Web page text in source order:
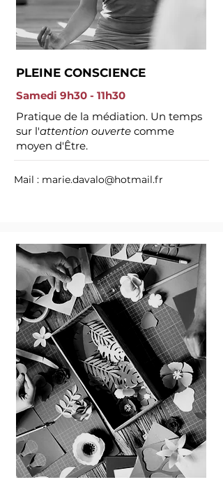
PLEINE CONSCIENCE
Samedi 9h30 - 11h30
Pratique de la médiation. Un temps
sur l'attention ouverte comme
moyen d'Être.
Mail : marie.davalo@hotmail.fr